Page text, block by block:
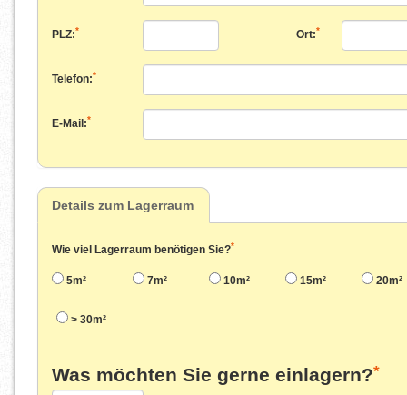
PLZ:* Ort:*
Telefon:*
E-Mail:*
Details zum Lagerraum
Wie viel Lagerraum benötigen Sie?*
5m² 7m² 10m² 15m² 20m²
> 30m²
Was möchten Sie gerne einlagern?*